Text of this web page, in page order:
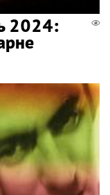
2024: